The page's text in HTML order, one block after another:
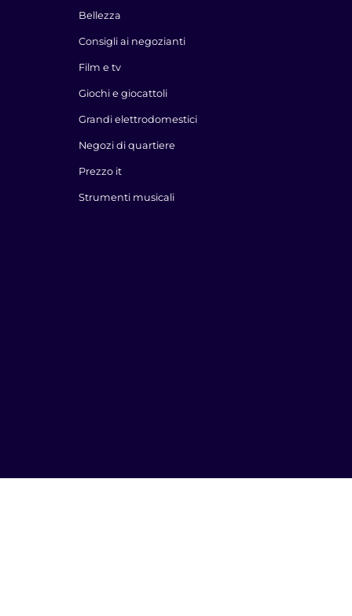
Bellezza
Consigli ai negozianti
Film e tv
Giochi e giocattoli
Grandi elettrodomestici
Negozi di quartiere
Prezzo it
Strumenti musicali